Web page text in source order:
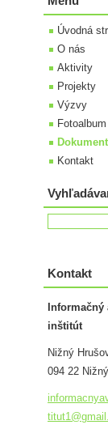
Úvodná
O nás
Aktivity
Projekty
Výzvy
Fotoalbum
Kontakt
Kontakt
inštitút
Nižný
094 22
informac
titut1@g